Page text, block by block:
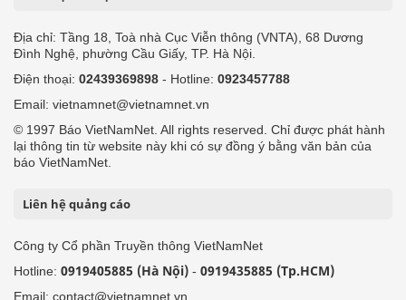
Địa chỉ: Tầng 18, Toà nhà Cục Viễn thông (VNTA), 68 Dương
Đình Nghệ, phường Cầu Giấy, TP. Hà Nội.
Điện thoại: 02439369898 - Hotline: 0923457788
Email: vietnamnet@vietnamnet.vn
© 1997 Báo VietNamNet. All rights reserved. Chỉ được phát hành
lại thông tin từ website này khi có sự đồng ý bằng văn bản của
báo VietNamNet.
Liên hệ quảng cáo
Công ty Cổ phần Truyền thông VietNamNet
Hotline: 0919405885 (Hà Nội) - 0919435885 (Tp.HCM)
Email: contact@vietnamnet.vn